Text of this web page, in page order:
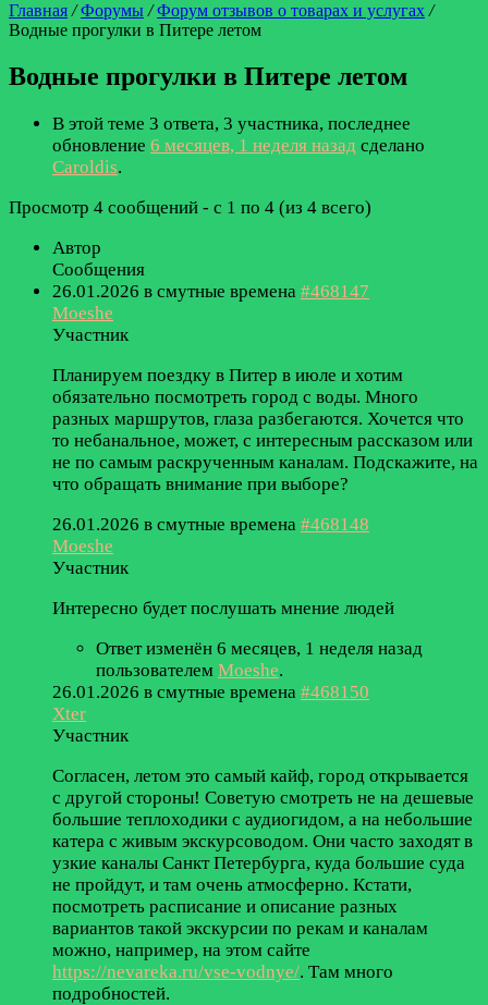
Главная / Форумы / Форум отзывов о товарах и услугах /
Водные прогулки в Питере летом
Водные прогулки в Питере летом
В этой теме 3 ответа, 3 участника, последнее
обновление 6 месяцев, 1 неделя назад сделано
Caroldis.
Просмотр 4 сообщений - с 1 по 4 (из 4 всего)
Автор
Сообщения
26.01.2026 в смутные времена #468147
Moeshe
Участник
Планируем поездку в Питер в июле и хотим
обязательно посмотреть город с воды. Много
разных маршрутов, глаза разбегаются. Хочется что
то небанальное, может, с интересным рассказом или
не по самым раскрученным каналам. Подскажите, на
что обращать внимание при выборе?
26.01.2026 в смутные времена #468148
Moeshe
Участник
Интересно будет послушать мнение людей
Ответ изменён 6 месяцев, 1 неделя назад
пользователем Moeshe.
26.01.2026 в смутные времена #468150
Xter
Участник
Согласен, летом это самый кайф, город открывается
с другой стороны! Советую смотреть не на дешевые
большие теплоходики с аудиогидом, а на небольшие
катера с живым экскурсоводом. Они часто заходят в
узкие каналы Санкт Петербурга, куда большие суда
не пройдут, и там очень атмосферно. Кстати,
посмотреть расписание и описание разных
вариантов такой экскурсии по рекам и каналам
можно, например, на этом сайте
https://nevareka.ru/vse-vodnye/. Там много
подробностей.